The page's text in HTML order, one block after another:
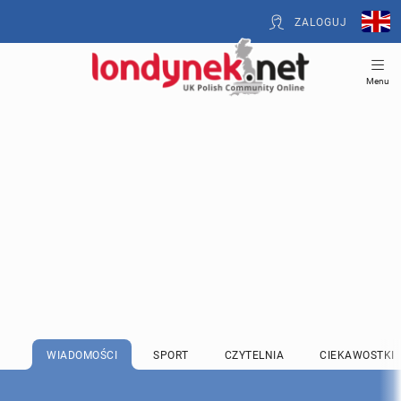
ZALOGUJ
Menu
WIADOMOŚCI SPORT CZYTELNIA CIEKAWOSTKI